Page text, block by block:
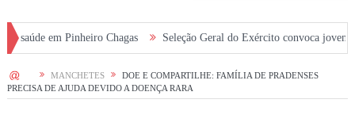
Pinheiro Chagas Seleção Geral do Exército convoca jovens alistados
HOME MANCHETES
DOE E COMPARTILHE: FAMÍLIA DE PRADENSES
PRECISA DE AJUDA DEVIDO A DOENÇA RARA